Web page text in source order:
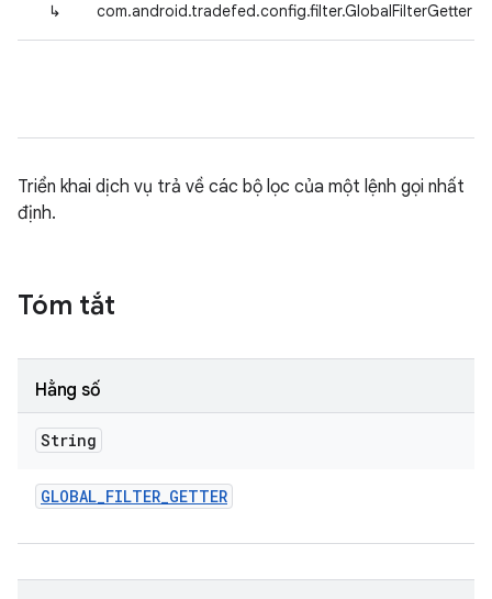
↳ com.android.tradefed.config.filter.GlobalFilterGetter
Triển khai dịch vụ trả về các bộ lọc của một lệnh gọi nhất
định.
Tóm tắt
Hằng số
String
GLOBAL_FILTER_GETTER